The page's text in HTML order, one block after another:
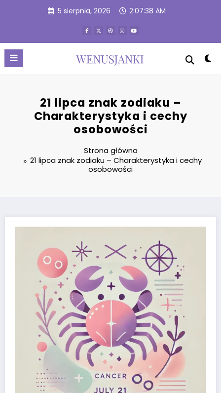
5 sierpnia, 2026 2:07:39 AM
21 lipca znak zodiaku –
Charakterystyka i cechy
osobowości
Strona główna
21 lipca znak zodiaku – Charakterystyka i cechy
osobowości